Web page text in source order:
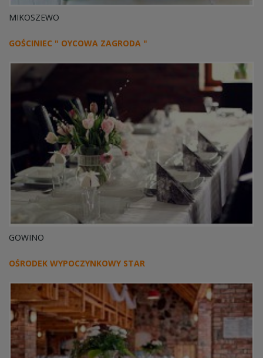
MIKOSZEWO
GOŚCINIEC " OYCOWA ZAGRODA "
GOWINO
OŚRODEK WYPOCZYNKOWY STAR